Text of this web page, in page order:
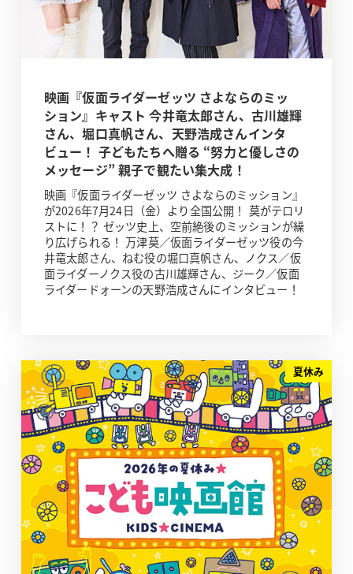
映画『仮面ライダーゼッツ さよならのミッ
ション』キャスト 今井竜太郎さん、古川雄輝
さん、堀口真帆さん、天野浩成さんインタ
ビュー！ 子どもたちへ贈る “努力と優しさの
メッセージ” 親子で観たい集大成！
映画『仮面ライダーゼッツ さよならのミッション』
が2026年7月24日（金）より全国公開！ 莫がテロリ
ストに！？ ゼッツ史上、空前絶後のミッションが繰
り広げられる！ 万津莫／仮面ライダーゼッツ役の今
井竜太郎さん、ねむ役の堀口真帆さん、ノクス／仮
面ライダーノクス役の古川雄輝さん、ジーク／仮面
ライダードォーンの天野浩成さんにインタビュー！
夏休み